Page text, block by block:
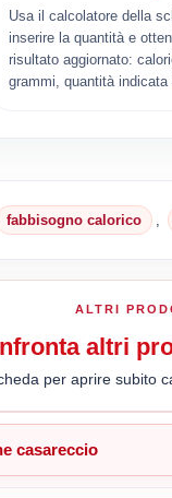
Usa il calcolatore della
inserire la quantità e
risultato aggiornato:
grammi, quantità indicata
fabbisogno calorico
ALTRI
altri
per aprire subito
casareccio